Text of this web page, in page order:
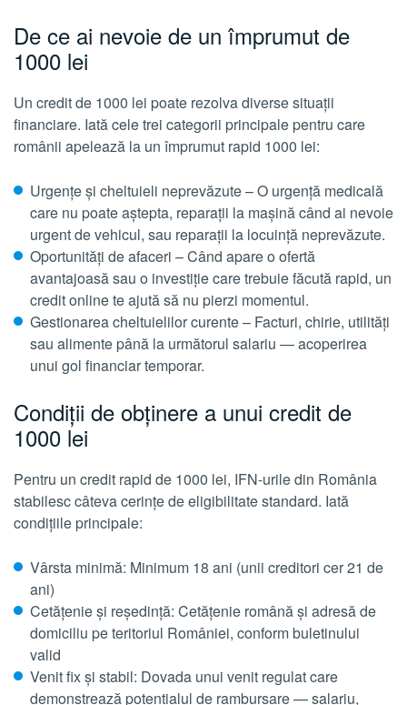
De ce ai nevoie de un împrumut de
1000 lei
Un credit de 1000 lei poate rezolva diverse situații
financiare. Iată cele trei categorii principale pentru care
românii apelează la un împrumut rapid 1000 lei:
Urgențe și cheltuieli neprevăzute – O urgență medicală
care nu poate aștepta, reparații la mașină când ai nevoie
urgent de vehicul, sau reparații la locuință neprevăzute.
Oportunități de afaceri – Când apare o ofertă
avantajoasă sau o investiție care trebuie făcută rapid, un
credit online te ajută să nu pierzi momentul.
Gestionarea cheltuielilor curente – Facturi, chirie, utilități
sau alimente până la următorul salariu — acoperirea
unui gol financiar temporar.
Condiții de obținere a unui credit de
1000 lei
Pentru un credit rapid de 1000 lei, IFN-urile din România
stabilesc câteva cerințe de eligibilitate standard. Iată
condițiile principale:
Vârsta minimă: Minimum 18 ani (unii creditori cer 21 de
ani)
Cetățenie și reședință: Cetățenie română și adresă de
domiciliu pe teritoriul României, conform buletinului
valid
Venit fix și stabil: Dovada unui venit regulat care
demonstrează potențialul de rambursare — salariu,